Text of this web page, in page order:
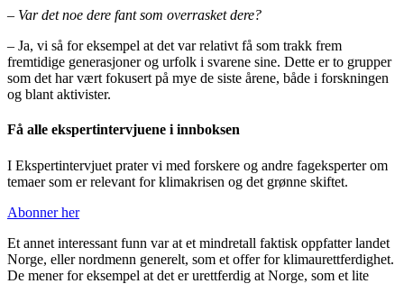
– Var det noe dere fant som overrasket dere?
– Ja, vi så for eksempel at det var relativt få som trakk frem
fremtidige generasjoner og urfolk i svarene sine. Dette er to grupper
som det har vært fokusert på mye de siste årene, både i forskningen
og blant aktivister.
Få alle ekspertintervjuene i innboksen
I Ekspertintervjuet prater vi med forskere og andre fageksperter om
temaer som er relevant for klimakrisen og det grønne skiftet.
Abonner her
Et annet interessant funn var at et mindretall faktisk oppfatter landet
Norge, eller nordmenn generelt, som et offer for klimaurettferdighet.
De mener for eksempel at det er urettferdig at Norge, som et lite